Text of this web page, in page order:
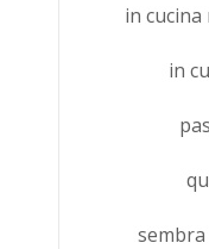
in cucina
in